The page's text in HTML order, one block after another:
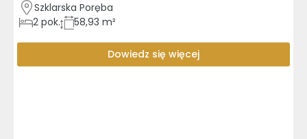
Szklarska Poręba
2 pok. 58,93 m²
Dowiedz się więcej